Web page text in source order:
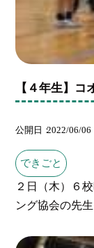
【４年生】
公開日 2022/06/06
できごと
２日（木）６
ング協会の先